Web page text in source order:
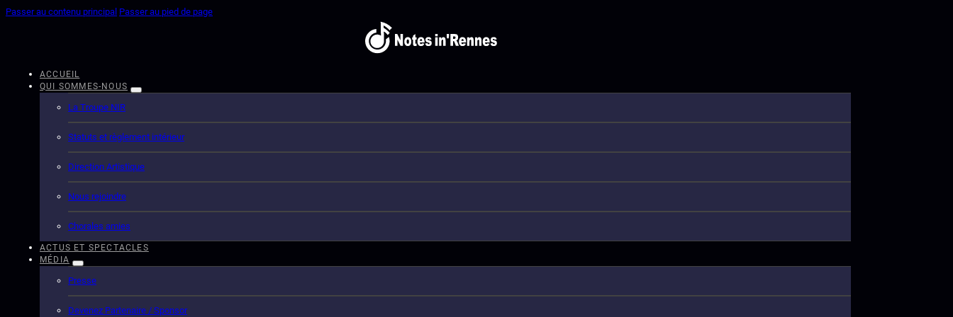
Passer au contenu principal Passer au pied de page
ACCUEIL
QUI SOMMES-NOUS
La Troupe NIR
Statuts et règlement intérieur
Direction Artistique
Nous rejoindre
Chorales amies
ACTUS ET SPECTACLES
MÉDIA
Presse
Devenez Partenaire / Sponsor